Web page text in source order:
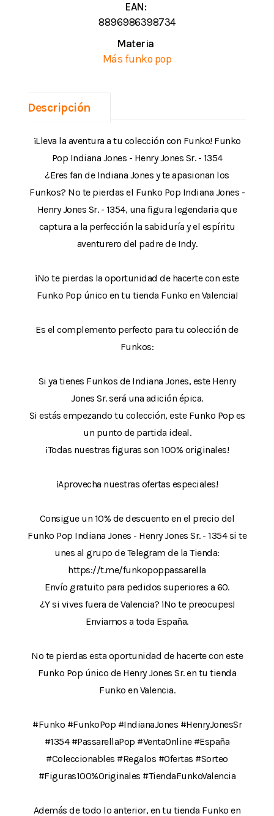
EAN:
8896986398734
Materia
Más funko pop
Descripción
¡Lleva la aventura a tu colección con Funko! Funko
Pop Indiana Jones - Henry Jones Sr. - 1354
¿Eres fan de Indiana Jones y te apasionan los
Funkos? No te pierdas el Funko Pop Indiana Jones -
Henry Jones Sr. - 1354, una figura legendaria que
captura a la perfección la sabiduría y el espíritu
aventurero del padre de Indy.
¡No te pierdas la oportunidad de hacerte con este
Funko Pop único en tu tienda Funko en Valencia!
Es el complemento perfecto para tu colección de
Funkos:
Si ya tienes Funkos de Indiana Jones, este Henry
Jones Sr. será una adición épica.
Si estás empezando tu colección, este Funko Pop es
un punto de partida ideal.
¡Todas nuestras figuras son 100% originales!
¡Aprovecha nuestras ofertas especiales!
Consigue un 10% de descuento en el precio del
Funko Pop Indiana Jones - Henry Jones Sr. - 1354 si te
unes al grupo de Telegram de la Tienda:
https://t.me/funkopoppassarella
Envío gratuito para pedidos superiores a 60.
¿Y si vives fuera de Valencia? ¡No te preocupes!
Enviamos a toda España.
No te pierdas esta oportunidad de hacerte con este
Funko Pop único de Henry Jones Sr. en tu tienda
Funko en Valencia.
#Funko #FunkoPop #IndianaJones #HenryJonesSr
#1354 #PassarellaPop #VentaOnline #España
#Coleccionables #Regalos #Ofertas #Sorteo
#Figuras100%Originales #TiendaFunkoValencia
Además de todo lo anterior, en tu tienda Funko en